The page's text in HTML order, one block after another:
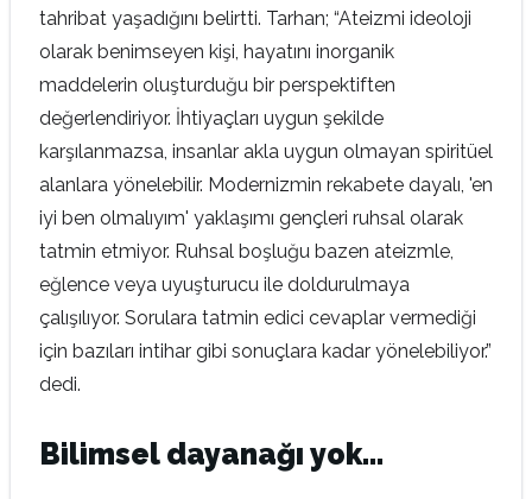
tahribat yaşadığını belirtti. Tarhan; “Ateizmi ideoloji
olarak benimseyen kişi, hayatını inorganik
maddelerin oluşturduğu bir perspektiften
değerlendiriyor. İhtiyaçları uygun şekilde
karşılanmazsa, insanlar akla uygun olmayan spiritüel
alanlara yönelebilir. Modernizmin rekabete dayalı, 'en
iyi ben olmalıyım' yaklaşımı gençleri ruhsal olarak
tatmin etmiyor. Ruhsal boşluğu bazen ateizmle,
eğlence veya uyuşturucu ile doldurulmaya
çalışılıyor. Sorulara tatmin edici cevaplar vermediği
için bazıları intihar gibi sonuçlara kadar yönelebiliyor.”
dedi.
Bilimsel dayanağı yok…